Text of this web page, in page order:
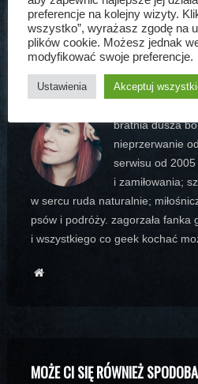
AGATA MATUSZEWSKA
bratnia dusza
nieprzerwanie
serwisu od
i zamiłowania;
w sercu ruda naturalnie;
psów i podróży. zagorzała fanka
i wszystkiego co geek kochać
MOŻE CI SIĘ RÓWNIEŻ
preferencje na kolejny wizyty.
wszystko”, wyrażasz zgodę na
plików cookie. Możesz jednak
modyfikować swoje preferencje.
Ustawienia Akceptuj